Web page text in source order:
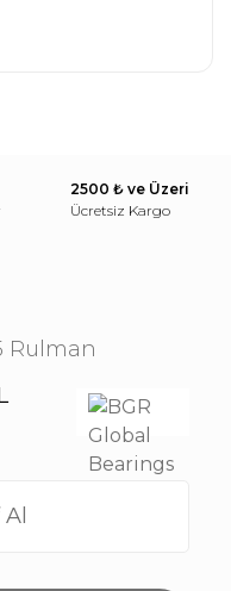
2500 ₺ ve Üzeri
Ücretsiz Kargo
Rulman